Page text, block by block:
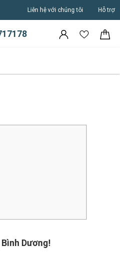
Liên hệ với chúng tôi Hỗ trợ
Dương!